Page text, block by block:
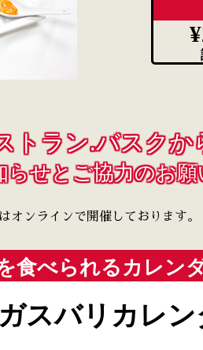
トラン.バスクか
らせとご協力のお願
はオンラインで開催しております。
食べられるカレン
スバリカレ